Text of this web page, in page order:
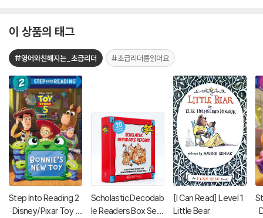
이 상품의 태그
#영어와친해지는_초급리더 #초급리더를읽어요
Step Into Reading 2
: Disney/Pixar Toy S
Scholastic Decodab
le Readers Box Set
[I Can Read] Level 1 :
Little Bear
: